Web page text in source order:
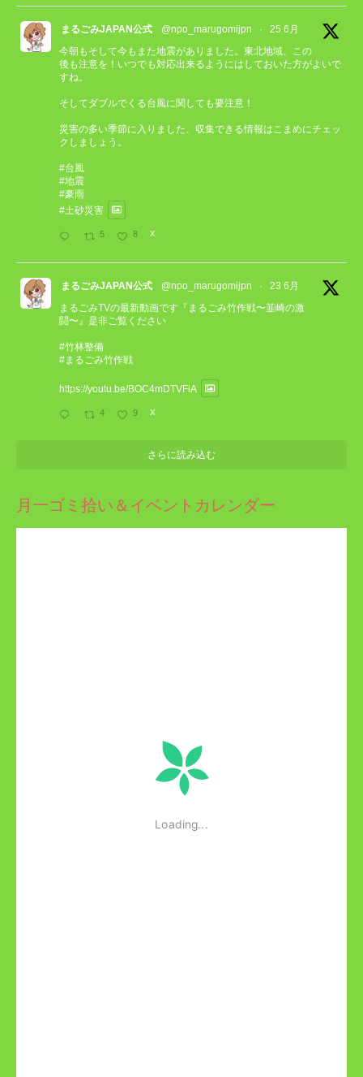
まるごみJAPAN公式 @npo_marugomijpn ·
25 6月
今朝もそして今もまた地震がありました。東北地域、この
後も注意を！いつでも対応出来るようにはしておいた方がよいで
すね。
そしてダブルでくる台風に関しても要注意！
災害の多い季節に入りました、収集できる情報はこまめにチェッ
クしましょう。
#台風
#地震
#豪雨
#土砂災害
5 8 X
まるごみJAPAN公式 @npo_marugomijpn ·
23 6月
まるごみTVの最新動画です『まるごみ竹作戦〜韮崎の激
闘〜』是非ご覧ください
#竹林整備
#まるごみ竹作戦
https://youtu.be/BOC4mDTVFiA
4 9 X
さらに読み込む
月一ゴミ拾い＆イベントカレンダー